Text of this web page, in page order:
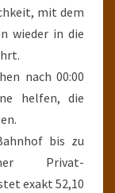
mit dem
wieder in die
nach 00:00
helfen, die
bis zu
Privat-
exakt 52,10